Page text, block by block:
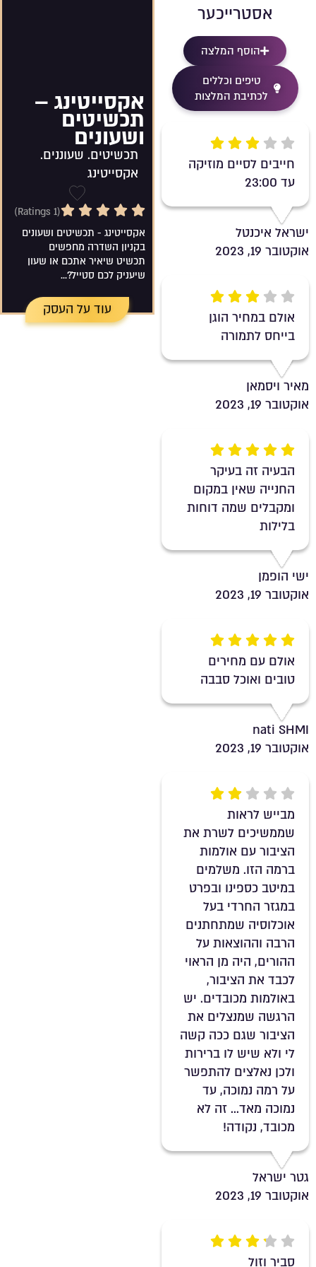
אקסייטינג –
תכשיטים
ושעונים
תכשיטים. שעוננים.
אקסייטינג
שמירה 5/5 Rating
(1 Ratings)
אקסייטינג - תכשיטים ושעונים
בקניון השדרה מחפשים
תכשיט שיאיר אתכם או שעון
שיעניק לכם סטייל?...
עוד על העסק
אסטרייכער
הוסף המלצה
טיפים וכללים
לכתיבת המלצות
Rating 3 out of 5
חייבים לסיים מוזיקה
עד 23:00
ישראל איכנטל
אוקטובר 19, 2023
Rating 3 out of 5
אולם במחיר הוגן
בייחס לתמורה
מאיר ויסמאן
אוקטובר 19, 2023
Rating 5 out of 5
הבעיה זה בעיקר
החנייה שאין במקום
ומקבלים שמה דוחות
בלילות
ישי הופמן
אוקטובר 19, 2023
Rating 5 out of 5
אולם עם מחירים
טובים ואוכל סבבה
nati SHMI
אוקטובר 19, 2023
Rating 2 out of 5
מבייש לראות
שממשיכים לשרת את
הציבור עם אולמות
ברמה הזו. משלמים
במיטב כספינו ובפרט
במגזר החרדי בעל
אוכלוסיה שמתחתנים
הרבה וההוצאות על
ההורים, היה מן הראוי
לכבד את הציבור,
באולמות מכובדים. יש
הרגשה שמנצלים את
הציבור שגם ככה קשה
לי ולא שיש לו ברירות
ולכן נאלצים להתפשר
על רמה נמוכה, עד
נמוכה מאד... זה לא
מכובד, נקודה!
גטר ישראל
אוקטובר 19, 2023
Rating 3.3 out of 5
סביר וזול